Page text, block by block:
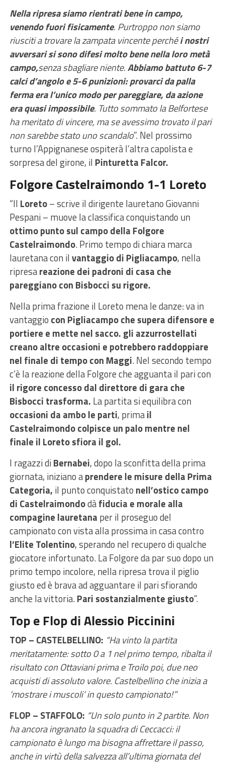
Nella ripresa siamo rientrati bene in campo,
venendo fuori fisicamente. Purtroppo non siamo
riusciti a trovare la zampata vincente perchéi nostri
avversari si sono difesi molto bene nella loro metà
campo,senza sbagliare niente.Abbiamo battuto 6-7
calci d’angolo e 5-6 punizioni: provarci da palla
ferma era l’unico modo per pareggiare, da azione
era quasi impossibile. Tutto sommato la Belfortese
ha meritato di vincere, ma se avessimo trovato il pari
non sarebbe stato uno scandalo”. Nel prossimo
turno l’Appignanese ospiterà l’altra capolista e
sorpresa del girone, il Pinturetta Falcor.
Folgore Castelraimondo 1-1 Loreto
“Il Loreto– scrive il dirigente lauretano Giovanni
Pespani – muove la classifica conquistando un
ottimo punto sul campo della Folgore
Castelraimondo. Primo tempo di chiara marca
lauretana con ilvantaggio di Pigliacampo, nella
ripresareazione dei padroni di casa che
pareggiano con Bisbocci su rigore.
Nella prima frazione il Loreto mena le danze: va in
vantaggio con Pigliacampo che supera difensore e
portiere e mette nel sacco. gli azzurrostellati
creano altre occasioni e potrebbero raddoppiare
nel finale di tempo con Maggi. Nel secondo tempo
c’è la reazione della Folgore che agguanta il pari con
il rigore concesso dal direttore di gara che
Bisbocci trasforma. La partita si equilibra con
occasioni da ambo le parti, primail
Castelraimondo colpisce un palo mentre nel
finale il Loreto sfiora il gol.
I ragazzi diBernabei, dopo la sconfitta della prima
giornata, iniziano aprendere le misure della Prima
Categoria, il punto conquistato nell’ostico campo
di Castelraimondodàfiducia e morale alla
compagine lauretana per il proseguo del
campionato con vista alla prossima in casa contro
l’Elite Tolentino, sperando nel recupero di qualche
giocatore infortunato. La Folgore da par suo dopo un
primo tempo incolore, nella ripresa trova il piglio
giusto ed è brava ad agguantare il pari sfiorando
anche la vittoria.Pari sostanzialmente giusto”.
Top e Flop di Alessio Piccinini
TOP – CASTELBELLINO: “Ha vinto la partita
meritatamente: sotto 0 a 1 nel primo tempo, ribalta il
risultato con Ottaviani prima e Troilo poi, due neo
acquisti di assoluto valore. Castelbellino che inizia a
‘mostrare i muscoli’ in questo campionato!”
FLOP – STAFFOLO: “Un solo punto in 2 partite. Non
ha ancora ingranato la squadra di Ceccacci: il
campionato è lungo ma bisogna affrettare il passo,
anche in virtù della salvezza all’ultima giornata del